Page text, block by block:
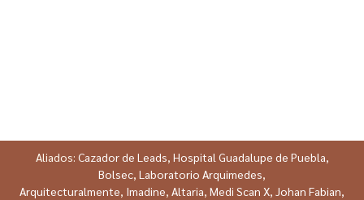
Aliados: Cazador de Leads, Hospital Guadalupe de Puebla,
Bolsec, Laboratorio Arquimedes,
Arquitecturalmente, Imadine, Altaria, Medi Scan X, Johan Fabian,